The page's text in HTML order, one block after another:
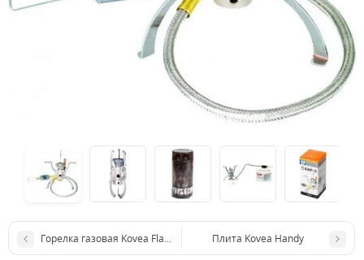
Горелка газовая Kovea Flame TornadoПлита Kovea Handy